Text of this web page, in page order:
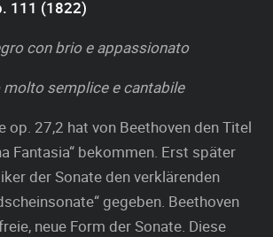
111 (1822)
con brio e appassionato
semplice e cantabile
op. 27,2 hat von Beethoven den Titel
Fantasia“ bekommen. Erst später
der Sonate den verklärenden
gegeben. Beethoven
neue Form der Sonate. Diese